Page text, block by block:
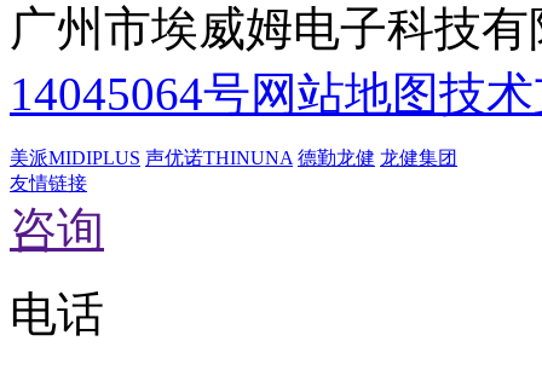
广州市埃威姆电子科技
14045064号网站地图技
美派MIDIPLUS 声优诺THINUNA 德勤龙健 龙健集团
友情链接
咨询
电话